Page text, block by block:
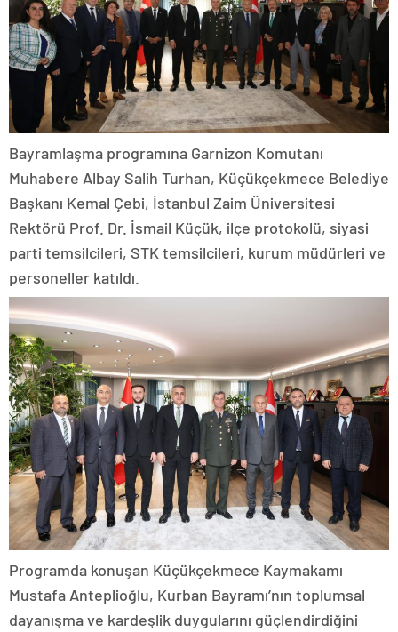
Bayramlaşma programına Garnizon Komutanı
Muhabere Albay Salih Turhan, Küçükçekmece Belediye
Başkanı Kemal Çebi, İstanbul Zaim Üniversitesi
Rektörü Prof. Dr. İsmail Küçük, ilçe protokolü, siyasi
parti temsilcileri, STK temsilcileri, kurum müdürleri ve
personeller katıldı.
Programda konuşan Küçükçekmece Kaymakamı
Mustafa Anteplioğlu, Kurban Bayramı’nın toplumsal
dayanışma ve kardeşlik duygularını güçlendirdiğini